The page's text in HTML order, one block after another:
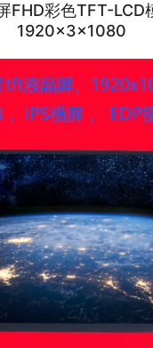
FHD彩色TFT-LCD
1920×3×1080